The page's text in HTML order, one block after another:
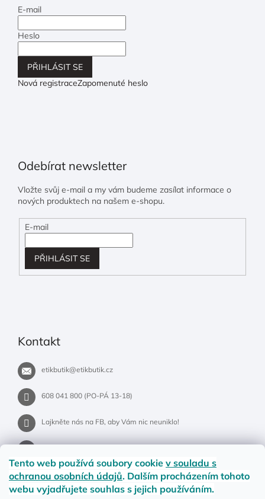
Tento web používá soubory cookie v souladu s
ochranou osobních údajů. Dalším procházením tohoto
webu vyjadřujete souhlas s jejich používáním.
E-mail
Heslo
PŘIHLÁSIT SE
Nová registraceZapomenuté heslo
Odebírat newsletter
Vložte svůj e-mail a my vám budeme zasílat informace o
nových produktech na našem e-shopu.
E-mail
PŘIHLÁSIT SE
Kontakt
etikbutik@etikbutik.cz
608 041 800 (PO-PÁ 13-18)
Lajkněte nás na FB, aby Vám nic neuniklo!